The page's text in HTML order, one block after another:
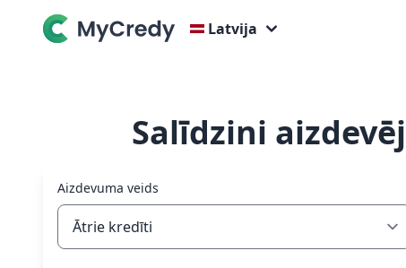
Latvija
Salīdzini
Aizdevuma veids